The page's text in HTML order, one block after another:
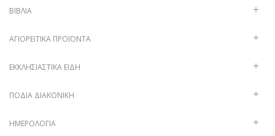
ΒΙΒΛΊΑ
ΑΓΙΟΡΕΊΤΙΚΑ ΠΡΟΪΌΝΤΑ
ΕΚΚΛΗΣΙΑΣΤΙΚΆ ΕΊΔΗ
ΠΟΔΙΆ ΔΙΑΚΟΝΙΚΉ
ΗΜΕΡΟΛΌΓΙΑ